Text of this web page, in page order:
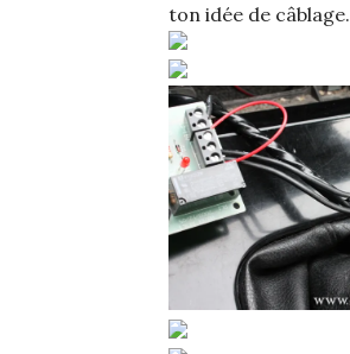
ton idée de câblage.